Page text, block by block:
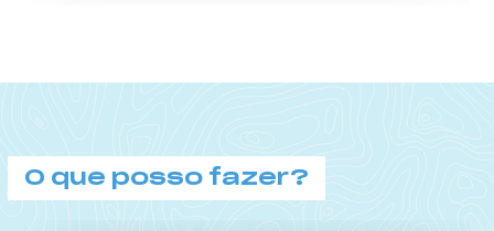
O que posso fazer?